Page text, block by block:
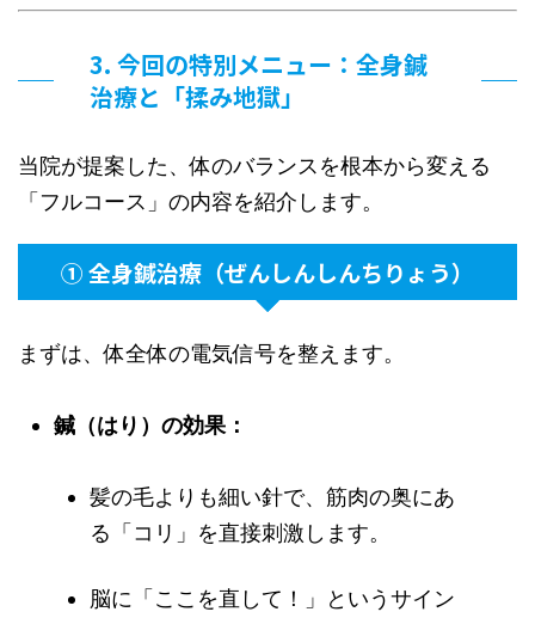
3. 今回の特別メニュー：全身鍼
治療と「揉み地獄」
当院が提案した、体のバランスを根本から変える
「フルコース」の内容を紹介します。
① 全身鍼治療（ぜんしんしんちりょう）
まずは、体全体の電気信号を整えます。
鍼（はり）の効果：
髪の毛よりも細い針で、筋肉の奥にあ
る「コリ」を直接刺激します。
脳に「ここを直して！」というサイン